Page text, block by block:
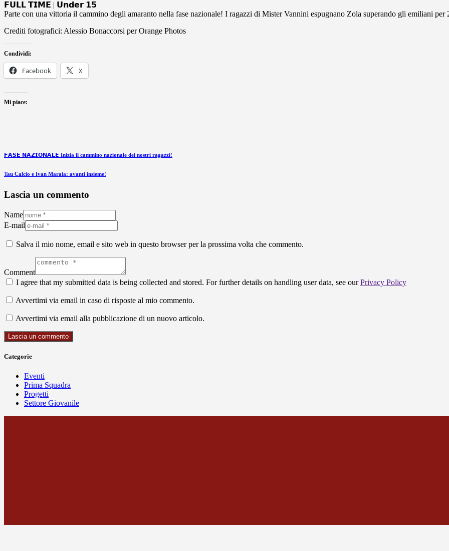
𝗙𝗨𝗟𝗟 𝗧𝗜𝗠𝗘 | 𝗨𝗻𝗱𝗲𝗿 𝟭𝟱
Parte con una vittoria il cammino degli amaranto nella fase nazionale! I ragazzi di Mister Vannini espugnano Zola superando gli emiliani per
Crediti fotografici: Alessio Bonaccorsi per Orange Photos
Condividi:
Facebook X
Mi piace:
𝗙𝗔𝗦𝗘 𝗡𝗔𝗭𝗜𝗢𝗡𝗔𝗟𝗘 Inizia il cammino nazionale dei nostri ragazzi!
Tau Calcio e Ivan Maraia: avanti insieme!
Lascia un commento
Name
E-mail
Salva il mio nome, email e sito web in questo browser per la prossima volta che commento.
Comment
I agree that my submitted data is being collected and stored. For further details on handling user data, see ourPrivacy Policy
Avvertimi via email in caso di risposte al mio commento.
Avvertimi via email alla pubblicazione di un nuovo articolo.
Categorie
Eventi
Prima Squadra
Progetti
Settore Giovanile